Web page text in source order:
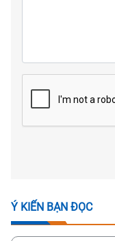
Ý KIẾN BẠN ĐỌC